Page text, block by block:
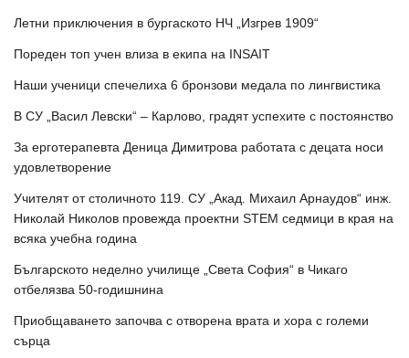
Летни приключения в бургаското НЧ „Изгрев 1909“
Пореден топ учен влиза в екипа на INSAIT
Наши ученици спечелиха 6 бронзови медала по лингвистика
В СУ „Васил Левски“ – Карлово, градят успехите с постоянство
За ерготерапевта Деница Димитрова работата с децата носи
удовлетворение
Учителят от столичното 119. СУ „Акад. Михаил Арнаудов“ инж.
Николай Николов провежда проектни STEM седмици в края на
всяка учебна година
Българското неделно училище „Света София“ в Чикаго
отбелязва 50-годишнина
Приобщаването започва с отворена врата и хора с големи
сърца